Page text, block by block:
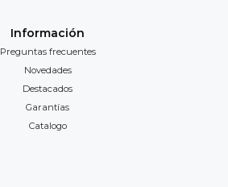
Información
Preguntas frecuentes
Novedades
Destacados
Garantías
Catalogo